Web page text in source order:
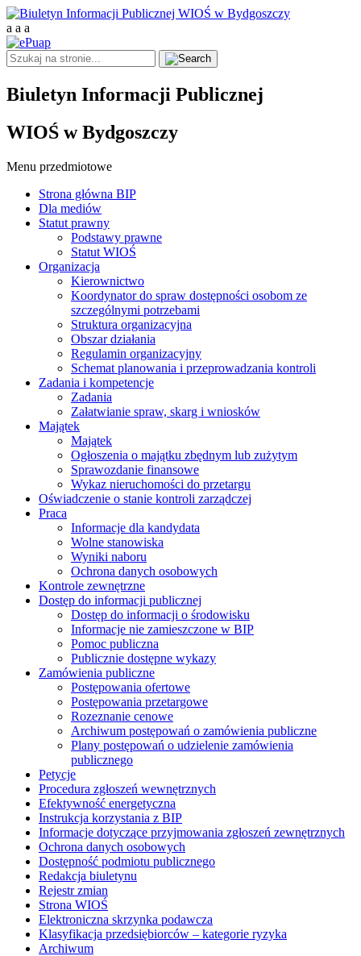
a a a
Biuletyn Informacji Publicznej
WIOŚ w Bydgoszczy
Menu przedmiotowe
Strona główna BIP
Dla mediów
Statut prawny
Podstawy prawne
Statut WIOŚ
Organizacja
Kierownictwo
Koordynator do spraw dostępności osobom ze
szczególnymi potrzebami
Struktura organizacyjna
Obszar działania
Regulamin organizacyjny
Schemat planowania i przeprowadzania kontroli
Zadania i kompetencje
Zadania
Załatwianie spraw, skarg i wniosków
Majątek
Majątek
Ogłoszenia o majątku zbędnym lub zużytym
Sprawozdanie finansowe
Wykaz nieruchomości do przetargu
Oświadczenie o stanie kontroli zarządczej
Praca
Informacje dla kandydata
Wolne stanowiska
Wyniki naboru
Ochrona danych osobowych
Kontrole zewnętrzne
Dostęp do informacji publicznej
Dostęp do informacji o środowisku
Informacje nie zamieszczone w BIP
Pomoc publiczna
Publicznie dostępne wykazy
Zamówienia publiczne
Postępowania ofertowe
Postępowania przetargowe
Rozeznanie cenowe
Archiwum postępowań o zamówienia publiczne
Plany postępowań o udzielenie zamówienia
publicznego
Petycje
Procedura zgłoszeń wewnętrznych
Efektywność energetyczna
Instrukcja korzystania z BIP
Informacje dotyczące przyjmowania zgłoszeń zewnętrznych
Ochrona danych osobowych
Dostępność podmiotu publicznego
Redakcja biuletynu
Rejestr zmian
Strona WIOŚ
Elektroniczna skrzynka podawcza
Klasyfikacja przedsiębiorców – kategorie ryzyka
Archiwum